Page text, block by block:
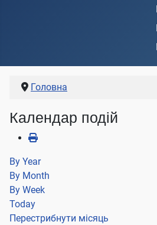
Головна
Календар подій
By Year
By Month
By Week
Today
Перестрибнути місяць